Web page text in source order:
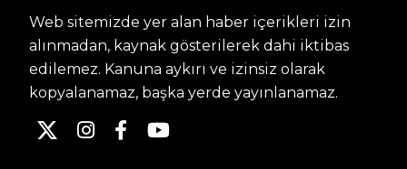
Web sitemizde yer alan haber içerikleri izin
alınmadan, kaynak gösterilerek dahi iktibas
edilemez. Kanuna aykırı ve izinsiz olarak
kopyalanamaz, başka yerde yayınlanamaz.